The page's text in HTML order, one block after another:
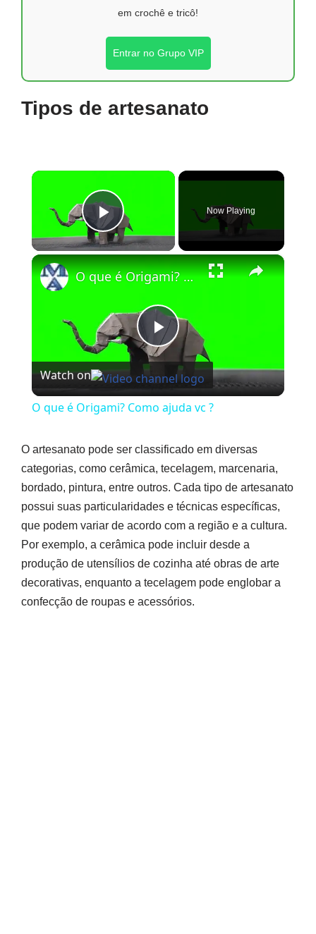
em crochê e tricô!
Entrar no Grupo VIP
Tipos de artesanato
×
Play Video
Now Playing
×
Play
Video
O que é Origami? Como ajuda vc ?
Watch on
O que é Origami? Como ajuda vc ?
O artesanato pode ser classificado em diversas
categorias, como cerâmica, tecelagem, marcenaria,
bordado, pintura, entre outros. Cada tipo de artesanato
possui suas particularidades e técnicas específicas,
que podem variar de acordo com a região e a cultura.
Por exemplo, a cerâmica pode incluir desde a
produção de utensílios de cozinha até obras de arte
decorativas, enquanto a tecelagem pode englobar a
confecção de roupas e acessórios.